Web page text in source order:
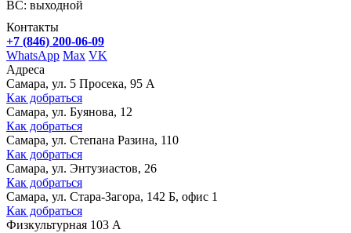
ВС: выходной
Контакты
+7 (846) 200-06-09
WhatsApp Max VK
Адреса
Самара, ул. 5 Просека, 95 А
Как добраться
Самара, ул. Буянова, 12
Как добраться
Самара, ул. Степана Разина, 110
Как добраться
Самара, ул. Энтузиастов, 26
Как добраться
Самара, ул. Стара-Загора, 142 Б, офис 1
Как добраться
Физкультурная 103 А